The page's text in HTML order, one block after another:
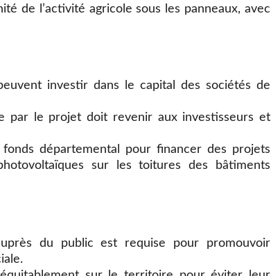
de l’activité agricole sous les panneaux, avec
investir dans le capital des sociétés de
par le projet doit revenir aux investisseurs et
départemental pour financer des projets
sur les toitures des bâtiments
du public est requise pour promouvoir